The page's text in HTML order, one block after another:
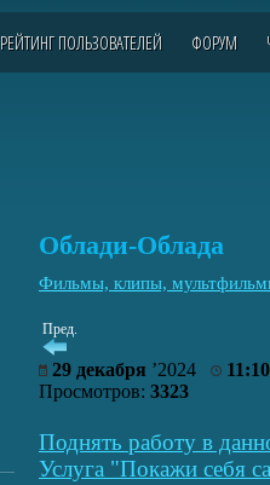
РЕЙТИНГ ПОЛЬЗОВАТЕЛЕЙ ФОРУМ
Облади-Облада
Фильмы, клипы,
Пред.
29 декабря ’2024
11:10
Просмотров: 3323
Поднять работу в
Услуга "Покажи себя